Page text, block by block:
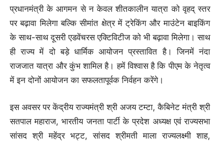
प्रधानमंत्री के आगमन से न केवल शीतकालीन यात्रा को वृहद् स्तर
पर बढ़ावा मिलेगा बल्कि सीमांत क्षेत्र में ट्रेकिंग और माउंटेन बाइकिंग
के साथ-साथ दूसरी एडवेंचरस एक्टिविटीज को भी बढ़ावा मिलेगा। साथ
ही राज्य में दो बड़े धार्मिक आयोजन प्रस्तावित है। जिनमें नंदा
राजजात यात्रा और कुंभ शामिल है। हमें विश्वास है कि पीएम के नेतृत्व
में इन दोनों आयोजन का सफलतापूर्वक निर्वहन करेंगे।
इस अवसर पर केंद्रीय राज्यमंत्री श्री अजय टम्टा, कैबिनेट मंत्री श्री
सतपाल महाराज, भारतीय जनता पार्टी के प्रदेश अध्यक्ष एवं राज्यसभा
सांसद श्री महेंद्र भट्ट, सांसद श्रीमती माला राज्यलक्ष्मी शाह,